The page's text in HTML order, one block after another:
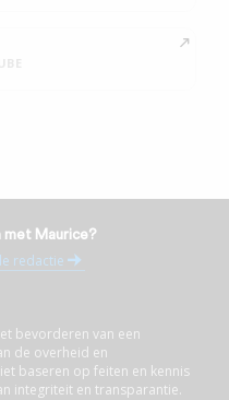
met Maurice?
redactie
bevorderen van een
de overheid en
baseren op feiten en kennis
integriteit en transparantie.